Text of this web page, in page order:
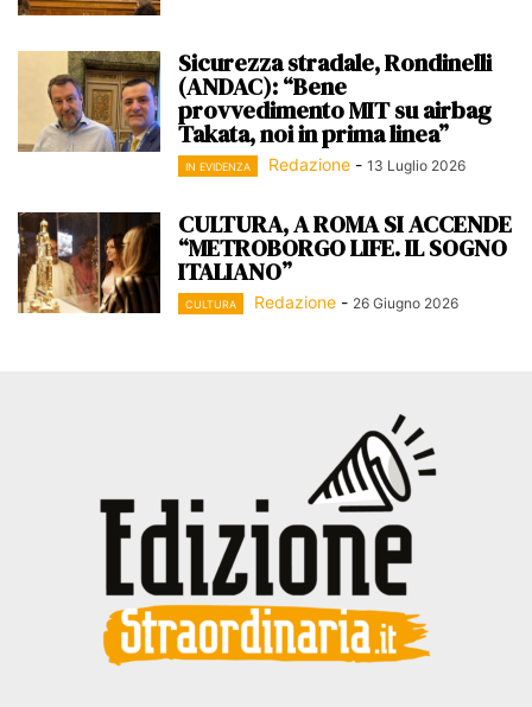
Sicurezza stradale, Rondinelli
(ANDAC): “Bene
provvedimento MIT su airbag
Takata, noi in prima linea”
IN EVIDENZA Redazione - 13 Luglio 2026
CULTURA, A ROMA SI ACCENDE
“METROBORGO LIFE. IL SOGNO
ITALIANO”
CULTURA Redazione - 26 Giugno 2026